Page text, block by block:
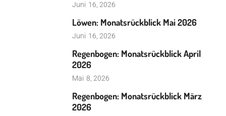
Juni 16, 2026
Löwen: Monatsrückblick Mai 2026
Juni 16, 2026
Regenbogen: Monatsrückblick April
2026
Mai 8, 2026
Regenbogen: Monatsrückblick März
2026